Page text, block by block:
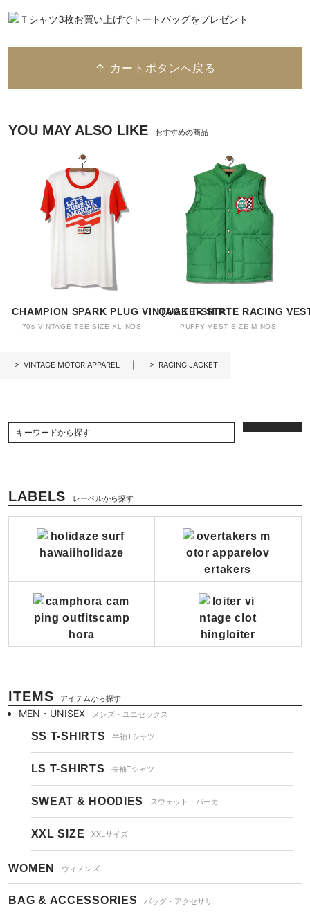
↑ カートボタンへ戻る
YOU MAY ALSO LIKE おすすめの商品
CHAMPION SPARK PLUG VINTAGE T-SHIRT
70s VINTAGE TEE SIZE XL NOS
QUAKER STATE RACING
PUFFY VEST SIZE M NOS
>VINTAGE MOTOR APPAREL > RACING JACKET
LABELS レーベルから探す
ITEMS アイテムから探す
MEN・UNISEX メンズ・ユニセックス
SS T-SHIRTS 半袖Tシャツ
LS T-SHIRTS 長袖Tシャツ
SWEAT & HOODIES スウェット・パーカ
XXL SIZE XXLサイズ
WOMEN ウィメンズ
BAG & ACCESSORIES バッグ・アクセサリ